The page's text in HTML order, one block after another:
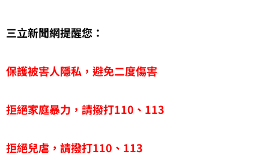
三立新聞網提醒您：
保護被害人隱私，避免二度傷害
拒絕家庭暴力，請撥打110、113
拒絕兒虐，請撥打110、113